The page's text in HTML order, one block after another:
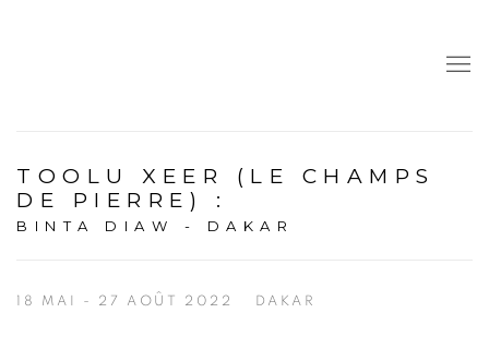
TOOLU XEER (LE CHAMPS
DE PIERRE) :
BINTA DIAW - DAKAR
18 MAI - 27 AOÛT 2022 DAKAR